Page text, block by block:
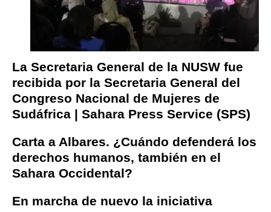
La Secretaria General de la NUSW fue
recibida por la Secretaria General del
Congreso Nacional de Mujeres de
Sudáfrica | Sahara Press Service (SPS)
Carta a Albares. ¿Cuándo defenderá los
derechos humanos, también en el
Sahara Occidental?
En marcha de nuevo la iniciativa